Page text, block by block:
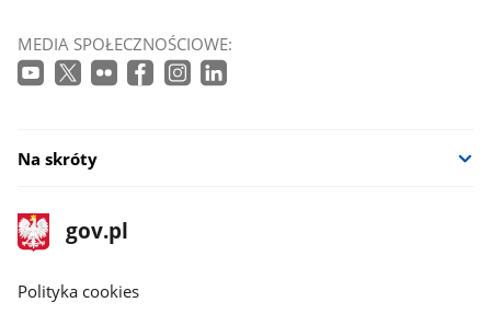
MEDIA SPOŁECZNOŚCIOWE:
Na skróty
stopka
gov.pl
Strona
gov.pl
gov.pl
Polityka cookies